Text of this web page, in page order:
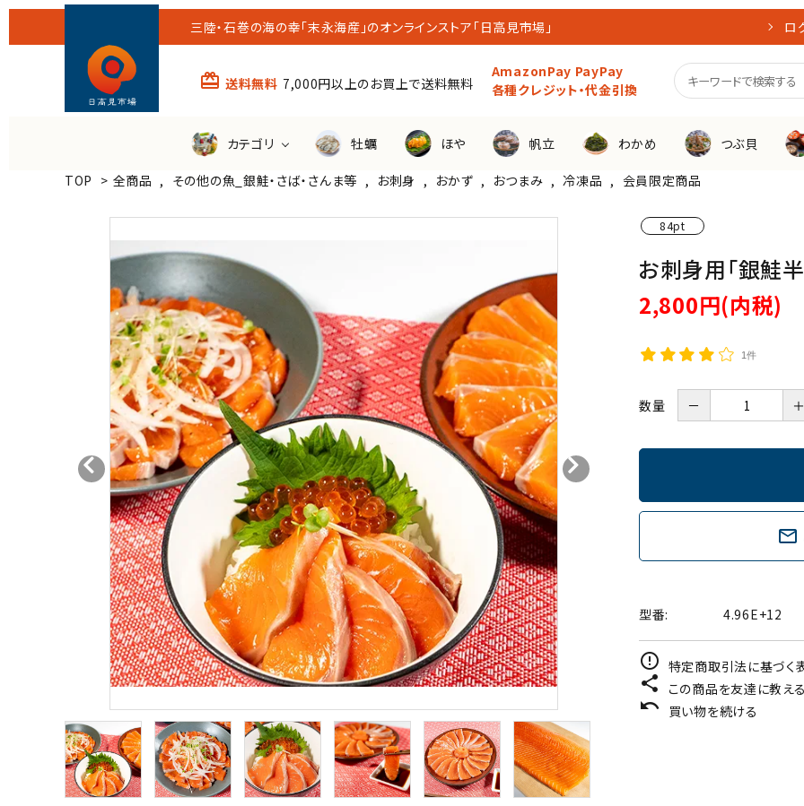
三陸・石巻の海の幸「末永海産」のオンラインストア「日高見市場」 ロ
card_giftcard 送料無料 7,000円以上のお買上で送料無料
AmazonPay PayPay
各種クレジット・代金引換
カテゴリ
すべての商品 送料無料対象商品 産直生
帆立
その他の魚
（銀鮭・さば・さんま等）
潮煮
炙り 燻り 牡蠣味噌
「至極の一杯」宮城飯の素 石巻金華
（茶漬け、釜めし、カレー）
ご飯・お供 常温品
包装紙可能商品
牡蠣 ほや 帆立 わかめ つぶ貝
TOP > 全商品 , その他の魚_銀鮭・さば・さんま等 , お刺身 , おかず , おつまみ , 冷凍品 , 会員限定商品
84pt
お刺身用「銀鮭半
2,800円(内税)
1件
数量 － ＋
mail_outline
型番: 4.96E+12
error_outline 特定商取引法に基づく
share この商品を友達に教える
undo 買い物を続ける